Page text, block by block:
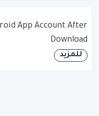
App Account After
Download
للمزيد